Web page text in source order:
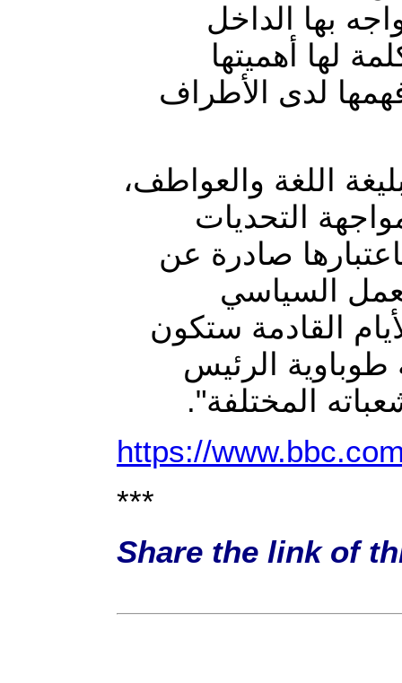
بها الداخل
لها أهميتها
لدى الأطراف
اللغة والعواطف،
التحديات
صادرة عن
السياسي
القادمة ستكون
طوباوية الرئيس
المختلفة".
https://
***
Share the link of